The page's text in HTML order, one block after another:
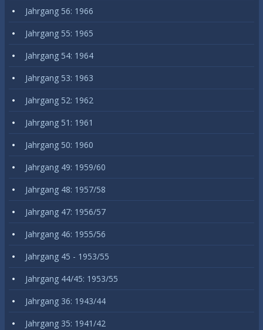
Jahrgang 56: 1966
Jahrgang 55: 1965
Jahrgang 54: 1964
Jahrgang 53: 1963
Jahrgang 52: 1962
Jahrgang 51: 1961
Jahrgang 50: 1960
Jahrgang 49: 1959/60
Jahrgang 48: 1957/58
Jahrgang 47: 1956/57
Jahrgang 46: 1955/56
Jahrgang 45 - 1953/55
Jahrgang 44/45: 1953/55
Jahrgang 36: 1943/44
Jahrgang 35: 1941/42